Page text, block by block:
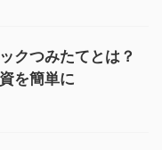
クつみたてとは？
を簡単に